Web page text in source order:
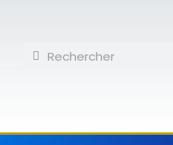
contenuRechercher
Rechercher